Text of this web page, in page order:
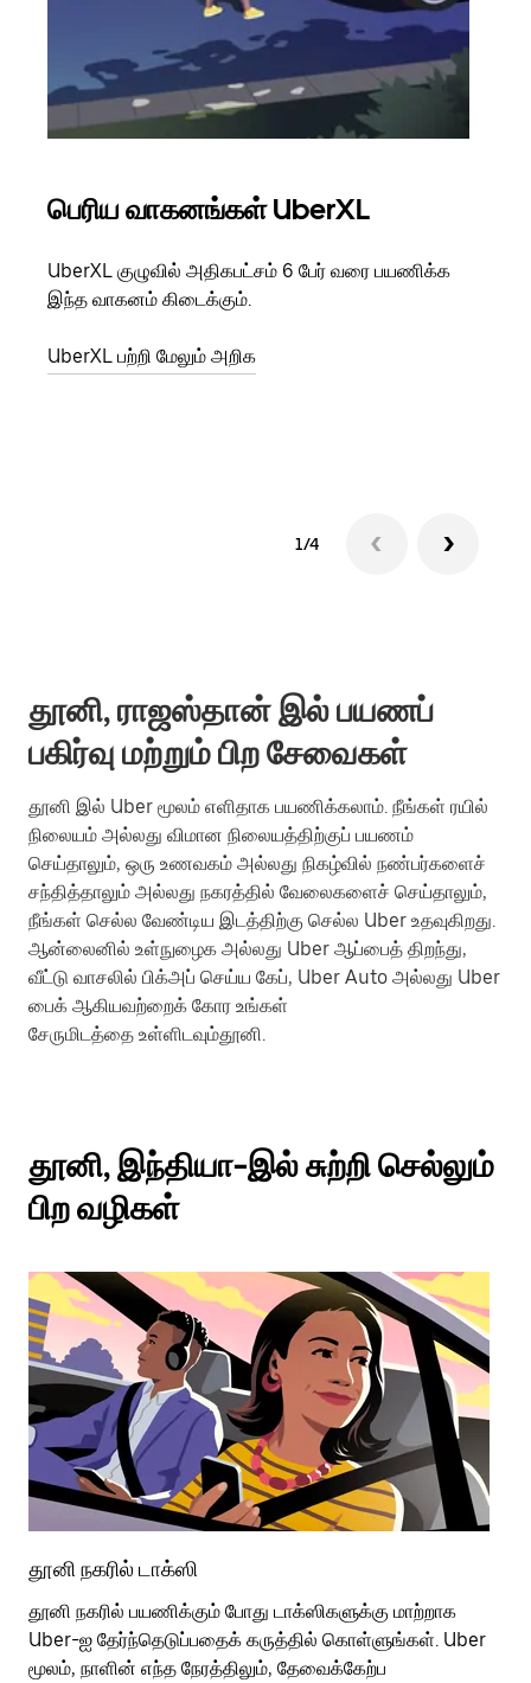
பெரிய வாகனங்கள் UberXL
UberXL குழுவில் அதிகபட்சம் 6 பேர் வரை பயணிக்க
இந்த வாகனம் கிடைக்கும்.
UberXL பற்றி மேலும் அறிக
1/4
தூனி, ராஜஸ்தான் இல் பயணப்
பகிர்வு மற்றும் பிற சேவைகள்
தூனி இல் Uber மூலம் எளிதாக பயணிக்கலாம். நீங்கள் ரயில்
நிலையம் அல்லது விமான நிலையத்திற்குப் பயணம்
செய்தாலும், ஒரு உணவகம் அல்லது நிகழ்வில் நண்பர்களைச்
சந்தித்தாலும் அல்லது நகரத்தில் வேலைகளைச் செய்தாலும்,
நீங்கள் செல்ல வேண்டிய இடத்திற்கு செல்ல Uber உதவுகிறது.
ஆன்லைனில் உள்நுழைக அல்லது Uber ஆப்பைத் திறந்து,
வீட்டு வாசலில் பிக்அப் செய்ய கேப், Uber Auto அல்லது Uber
பைக் ஆகியவற்றைக் கோர உங்கள்
சேருமிடத்தை உள்ளிடவும்தூனி.
தூனி, இந்தியா-இல் சுற்றி செல்லும்
பிற வழிகள்
தூனி நகரில் டாக்ஸி
தூனி நகரில் பயணிக்கும் போது டாக்ஸிகளுக்கு மாற்றாக
Uber-ஐ தேர்ந்தெடுப்பதைக் கருத்தில் கொள்ளுங்கள். Uber
மூலம், நாளின் எந்த நேரத்திலும், தேவைக்கேற்ப